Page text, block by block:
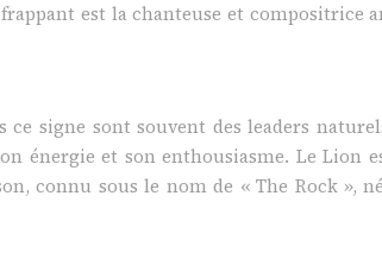
est la chanteuse et compositrice
signe sont souvent des leaders
énergie et son enthousiasme. Le Lion
connu sous le nom de « The Rock »,